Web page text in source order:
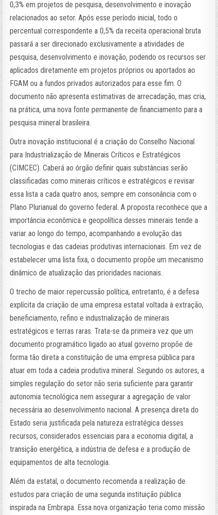
0,3% em projetos de pesquisa, desenvolvimento e inovação
relacionados ao setor. Após esse período inicial, todo o
percentual correspondente a 0,5% da receita operacional bruta
passará a ser direcionado exclusivamente a atividades de
pesquisa, desenvolvimento e inovação, podendo os recursos ser
aplicados diretamente em projetos próprios ou aportados ao
FGAM ou a fundos privados autorizados para esse fim. O
documento não apresenta estimativas de arrecadação, mas cria,
na prática, uma nova fonte permanente de financiamento para a
pesquisa mineral brasileira.
Outra inovação institucional é a criação do Conselho Nacional
para Industrialização de Minerais Críticos e Estratégicos
(CIMCEC). Caberá ao órgão definir quais substâncias serão
classificadas como minerais críticos e estratégicos e revisar
essa lista a cada quatro anos, sempre em consonância com o
Plano Plurianual do governo federal. A proposta reconhece que a
importância econômica e geopolítica desses minerais tende a
variar ao longo do tempo, acompanhando a evolução das
tecnologias e das cadeias produtivas internacionais. Em vez de
estabelecer uma lista fixa, o documento propõe um mecanismo
dinâmico de atualização das prioridades nacionais.
O trecho de maior repercussão política, entretanto, é a defesa
explícita da criação de uma empresa estatal voltada à extração,
beneficiamento, refino e industrialização de minerais
estratégicos e terras raras. Trata-se da primeira vez que um
documento programático ligado ao atual governo propõe de
forma tão direta a constituição de uma empresa pública para
atuar em toda a cadeia produtiva mineral. Segundo os autores, a
simples regulação do setor não seria suficiente para garantir
autonomia tecnológica nem assegurar a agregação de valor
necessária ao desenvolvimento nacional. A presença direta do
Estado seria justificada pela natureza estratégica desses
recursos, considerados essenciais para a economia digital, a
transição energética, a indústria de defesa e a produção de
equipamentos de alta tecnologia.
Além da estatal, o documento recomenda a realização de
estudos para criação de uma segunda instituição pública
inspirada na Embrapa. Essa nova organização teria como missão